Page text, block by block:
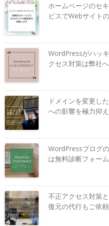
ホームページのセ
ビスでWebサイト
WordPressがハッ
クセス対策は弊社
ドメインを変更し
への影響を極力抑
WordPressブログ
は無料診断フォー
不正アクセス対策
復元の代行もご依